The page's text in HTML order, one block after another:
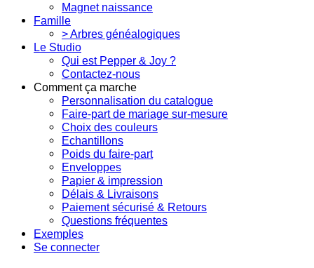
Magnet naissance
Famille
> Arbres généalogiques
Le Studio
Qui est Pepper & Joy ?
Contactez-nous
Comment ça marche
Personnalisation du catalogue
Faire-part de mariage sur-mesure
Choix des couleurs
Echantillons
Poids du faire-part
Enveloppes
Papier & impression
Délais & Livraisons
Paiement sécurisé & Retours
Questions fréquentes
Exemples
Se connecter